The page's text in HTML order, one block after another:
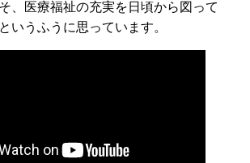
、医療福祉の充実を日頃から図って
いうふうに思っています。